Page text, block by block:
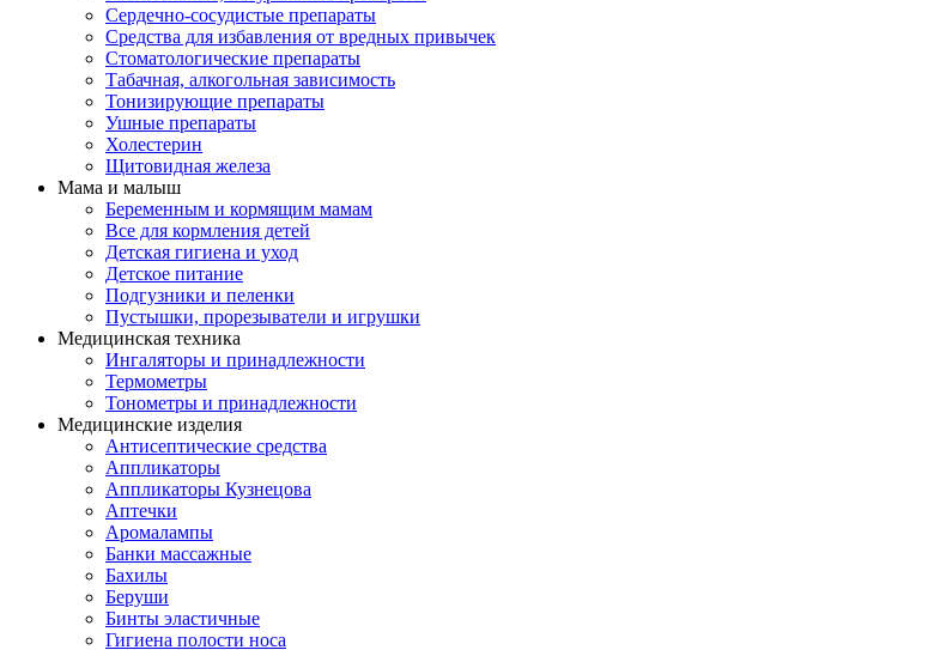
Сердечно-сосудистые препараты
Средства для избавления от вредных привычек
Стоматологические препараты
Табачная, алкогольная зависимость
Тонизирующие препараты
Ушные препараты
Холестерин
Щитовидная железа
Мама и малыш
Беременным и кормящим мамам
Все для кормления детей
Детская гигиена и уход
Детское питание
Подгузники и пеленки
Пустышки, прорезыватели и игрушки
Медицинская техника
Ингаляторы и принадлежности
Термометры
Тонометры и принадлежности
Медицинские изделия
Антисептические средства
Аппликаторы
Аппликаторы Кузнецова
Аптечки
Аромалампы
Банки массажные
Бахилы
Беруши
Бинты эластичные
Гигиена полости носа